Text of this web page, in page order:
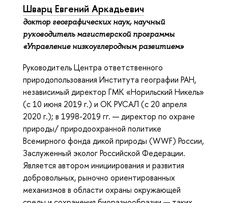
Шварц Евгений Аркадьевич
доктор географических наук, научный
руководитель магистерской программы
«Управление низкоуглеродным развитием»
Руководитель Центра ответственного
природопользования Института географии РАН,
независимый директор ГМК «Норильский Никель»
(с 10 июня 2019 г.) и ОК РУСАЛ (c 20 апреля
2020 г.); в 1998-2019 гг. — директор по охране
природы/ природоохранной политике
Всемирного фонда дикой природы (WWF) России,
Заслуженный эколог Российской Федерации.
Является автором инициирования и развития
добровольных, рыночно ориентированных
механизмов в области охраны окружающей